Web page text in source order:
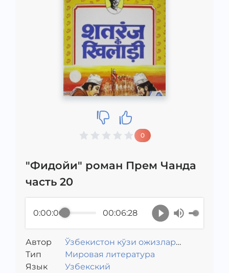
0
"Фидойи" роман Прем Чанда
часть 20
0:00:00 00:06:28
Автор
Ўзбекистон кўзи ожизлар
жамияти
Тип
Мировая литература
Язык
Узбекский